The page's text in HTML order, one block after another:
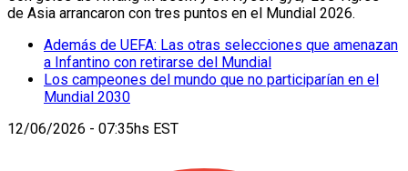
de Asia arrancaron con tres puntos en el Mundial 2026.
Además de UEFA: Las otras selecciones que amenazan
a Infantino con retirarse del Mundial
Los campeones del mundo que no participarían en el
Mundial 2030
12/06/2026 - 07:35hs EST